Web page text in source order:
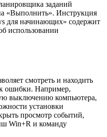
заданий
«Выполнить». Инструкция
для начинающих» содержит
использовании
смотреть и находить
ошибки. Например,
выключению компьютера,
установки
просмотр событий,
Win+R и команду